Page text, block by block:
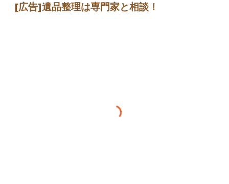
[広告]遺品整理は専門家と相談 ！